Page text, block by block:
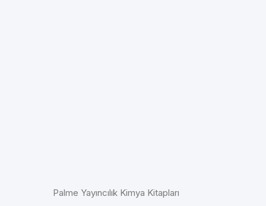
Palme Yayıncılık Kimya Kitapları